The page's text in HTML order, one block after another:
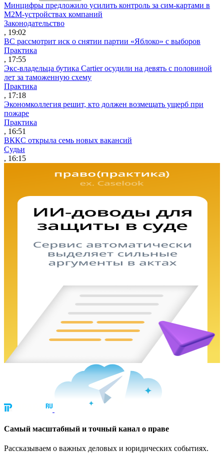
Минцифры предложило усилить контроль за сим-картами в
M2M-устройствах компаний
Законодательство
, 19:02
ВС рассмотрит иск о снятии партии «Яблоко» с выборов
Практика
, 17:55
Экс-владельца бутика Cartier осудили на девять с половиной
лет за таможенную схему
Практика
, 17:18
Экономколлегия решит, кто должен возмещать ущерб при
пожаре
Практика
, 16:51
ВККС открыла семь новых вакансий
Судьи
, 16:15
Cамый масштабный и точный канал о праве
Рассказываем о важных деловых и юридических событиях.